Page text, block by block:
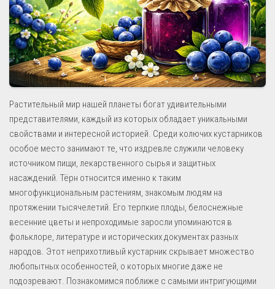
Растительный мир нашей планеты богат удивительными
представителями, каждый из которых обладает уникальными
свойствами и интересной историей. Среди колючих кустарников
особое место занимают те, что издревле служили человеку
источником пищи, лекарственного сырья и защитных
насаждений. Тёрн относится именно к таким
многофункциональным растениям, знакомым людям на
протяжении тысячелетий. Его терпкие плоды, белоснежные
весенние цветы и непроходимые заросли упоминаются в
фольклоре, литературе и исторических документах разных
народов. Этот неприхотливый кустарник скрывает множество
любопытных особенностей, о которых многие даже не
подозревают. Познакомимся поближе с самыми интригующими